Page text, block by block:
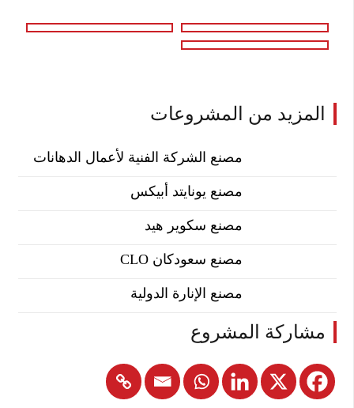
المزيد من المشروعات
مصنع الشركة الفنية لأعمال الدهانات
مصنع يونايتد أبيكس
مصنع سكوير هيد
مصنع سعودكان CLO
مصنع الإنارة الدولية
مشاركة المشروع